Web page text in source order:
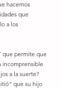
hacemos
que
a los
que permite que
incomprensible
a la suerte?
que su hijo